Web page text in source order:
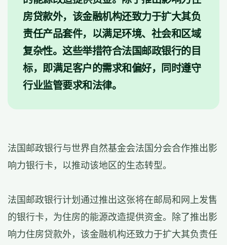
房贷款外，该金融机构还致力于扩大其负
责任产品套件，以满足环境、社会和区域
复杂性。这些举措符合法国邮政银行的目
标，即满足客户的需求和偏好，同时遵守
行业监管要求和法律。
法国邮政银行与世界自然基金会法国分会合作推出影
响力银行卡，以推动该地区的生态转型。
法国邮政银行计划通过推出这张将在邮局和网上发售
的银行卡，为住房的能源改造提供资金。除了推出影
响力住房贷款外，该金融机构还致力于扩大其负责任